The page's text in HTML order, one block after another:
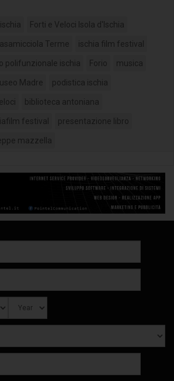
ischia Forti e Veloci Isola d'Ischia
Terme ischia film festival
polifunzionale ischia Forio musica
Madre podistica ischia
biblioteca antoniana
festival presentazione libro
mazzella